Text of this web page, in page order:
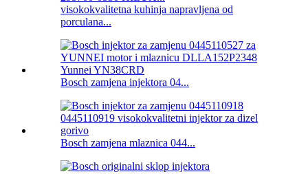
visokokvalitetna kuhinja napravljena od
porculana...
Bosch zamjena injektora 04...
Bosch zamjena mlaznica 044...